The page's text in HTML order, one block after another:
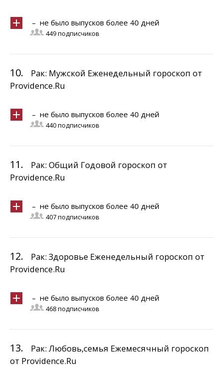
– не было выпусков более 40 дней
449 подписчиков
10.
Рак: Мужской Еженедельный гороскоп от
Providence.Ru
– не было выпусков более 40 дней
440 подписчиков
11.
Рак: Общий Годовой гороскоп от
Providence.Ru
– не было выпусков более 40 дней
407 подписчиков
12.
Рак: Здоровье Еженедельный гороскоп от
Providence.Ru
– не было выпусков более 40 дней
468 подписчиков
13.
Рак: Любовь,семья Ежемесячный гороскоп
от Providence.Ru